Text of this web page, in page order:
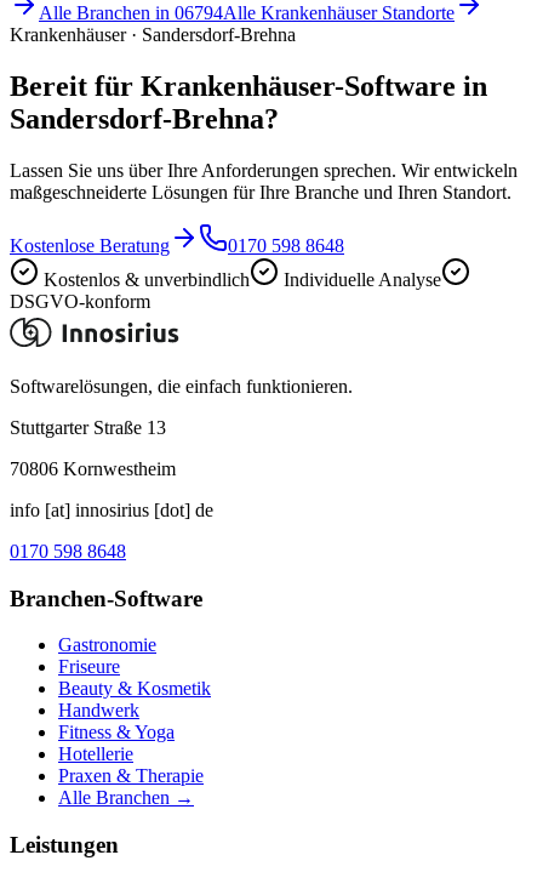
Alle Branchen in 06794Alle KrankenhäuserStandorte
Krankenhäuser · Sandersdorf-Brehna
Bereit für Krankenhäuser-Software in
Sandersdorf-Brehna?
Lassen Sie uns über Ihre Anforderungen sprechen. Wir entwickeln
maßgeschneiderte Lösungen für Ihre Branche und Ihren Standort.
Kostenlose Beratung
0170 598 8648
Kostenlos & unverbindlich
Individuelle Analyse
DSGVO-konform
Softwarelösungen, die einfach funktionieren.
Stuttgarter Straße 13
70806 Kornwestheim
info [at] innosirius [dot] de
0170 598 8648
Branchen-Software
Gastronomie
Friseure
Beauty & Kosmetik
Handwerk
Fitness & Yoga
Hotellerie
Praxen & Therapie
Alle Branchen →
Leistungen